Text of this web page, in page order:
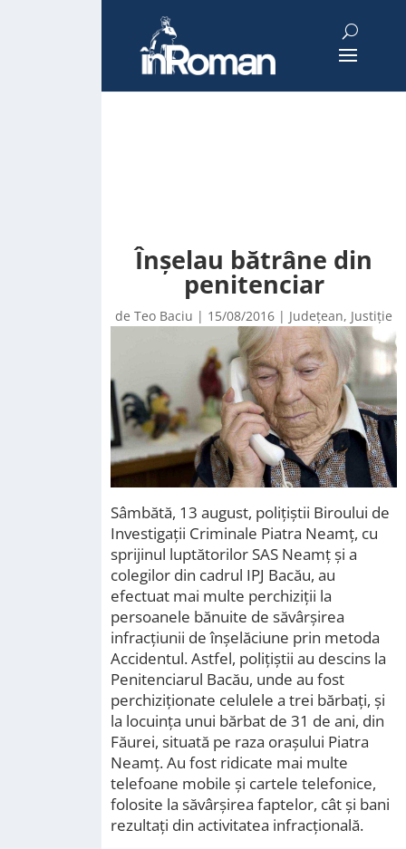
Înșelau bătrâne din
penitenciar
de Teo Baciu | 15/08/2016 | Județean, Justiție
Sâmbătă, 13 august, polițiștii Biroului de
Investigații Criminale Piatra Neamț, cu
sprijinul luptătorilor SAS Neamț și a
colegilor din cadrul IPJ Bacău, au
efectuat mai multe perchiziții la
persoanele bănuite de săvârșirea
infracțiunii de înșelăciune prin metoda
Accidentul. Astfel, polițiștii au descins la
Penitenciarul Bacău, unde au fost
perchiziționate celulele a trei bărbați, și
la locuința unui bărbat de 31 de ani, din
Făurei, situată pe raza orașului Piatra
Neamț. Au fost ridicate mai multe
telefoane mobile și cartele telefonice,
folosite la săvârșirea faptelor, cât și bani
rezultați din activitatea infracțională.